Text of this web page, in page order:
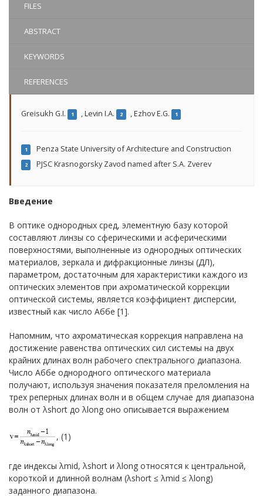
FILES
ABSTRACT
KEYWORDS
REFERENCES
Greisukh G.I. 1 ,Levin I.A. 2 ,Ezhov E.G. 1
1 Penza State University of Architecture and Construction
2 PJSC Krasnogorsky Zavod named after S.A. Zverev
Введение
В оптике однородных сред, элементную базу которой
составляют линзы со сферическими и асферическими
поверхностями, выполненные из однородных оптических
материалов, зеркала и дифракционные линзы (ДЛ),
параметром, достаточным для характеристики каждого из
оптических элементов при ахроматической коррекции
оптической системы, является коэффициент дисперсии,
известный как число Аббе [1].
Напомним, что ахроматическая коррекция направлена на
достижение равенства оптических сил системы на двух
крайних длинах волн рабочего спектрального диапазона.
Число Аббе однородного оптического материала
получают, используя значения показателя преломления на
трех реперных длинах волн и в общем случае для диапазона
волн от λshort до λlong оно описывается выражением
, (1)
где индексы λmid, λshort и λlong относятся к центральной,
короткой и длинной волнам (λshort ≤ λmid ≤ λlong)
заданного диапазона.